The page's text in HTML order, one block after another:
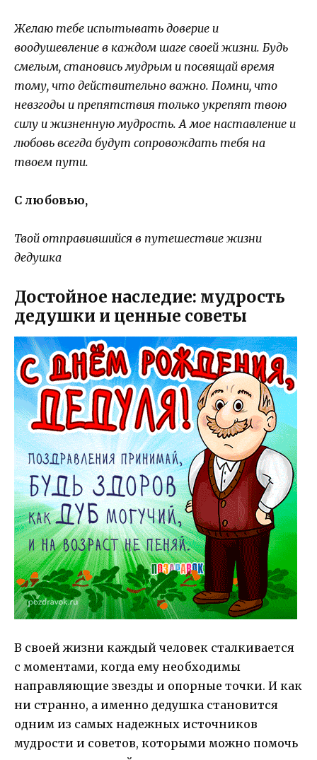
Желаю тебе испытывать доверие и
воодушевление в каждом шаге своей жизни. Будь
смелым, становись мудрым и посвящай время
тому, что действительно важно. Помни, что
невзгоды и препятствия только укрепят твою
силу и жизненную мудрость. А мое наставление и
любовь всегда будут сопровождать тебя на
твоем пути.
С любовью,
Твой отправившийся в путешествие жизни
дедушка
Достойное наследие: мудрость
дедушки и ценные советы
В своей жизни каждый человек сталкивается
с моментами, когда ему необходимы
направляющие звезды и опорные точки. И как
ни странно, а именно дедушка становится
одним из самых надежных источников
мудрости и советов, которыми можно помочь